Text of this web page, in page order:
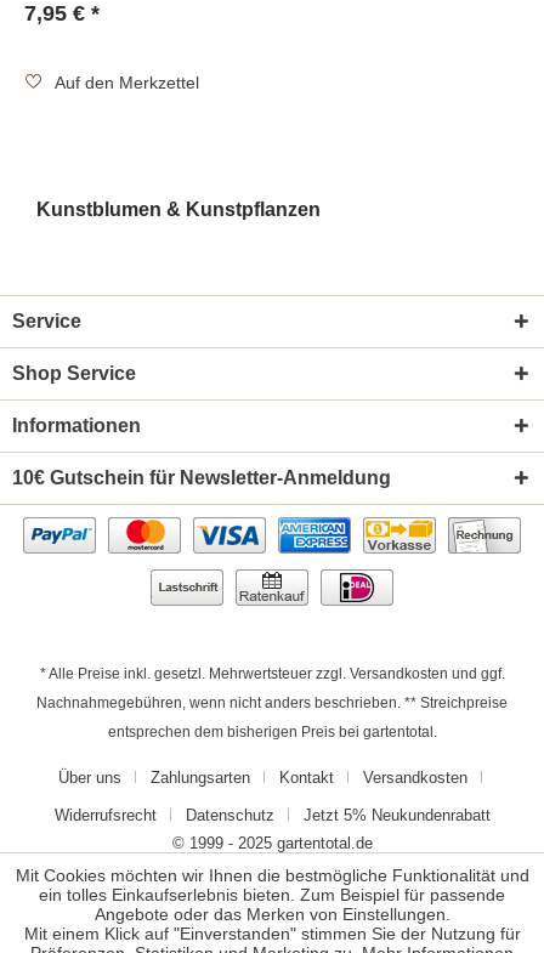
Kunstblumen & Kunstpflanzen
7,95 € *
Auf den Merkzettel
Service
Shop Service
Informationen
10€ Gutschein für Newsletter-Anmeldung
* Alle Preise inkl. gesetzl. Mehrwertsteuer zzgl. Versandkosten und ggf.
Nachnahmegebühren, wenn nicht anders beschrieben. ** Streichpreise
entsprechen dem bisherigen Preis bei gartentotal.
Über uns Zahlungsarten Kontakt Versandkosten
Widerrufsrecht Datenschutz
Jetzt 5% Neukundenrabatt
© 1999 - 2025 gartentotal.de
Mit Cookies möchten wir Ihnen die bestmögliche Funktionalität und
ein tolles Einkaufserlebnis bieten. Zum Beispiel für passende
Angebote oder das Merken von Einstellungen.
Mit einem Klick auf "Einverstanden" stimmen Sie der Nutzung für